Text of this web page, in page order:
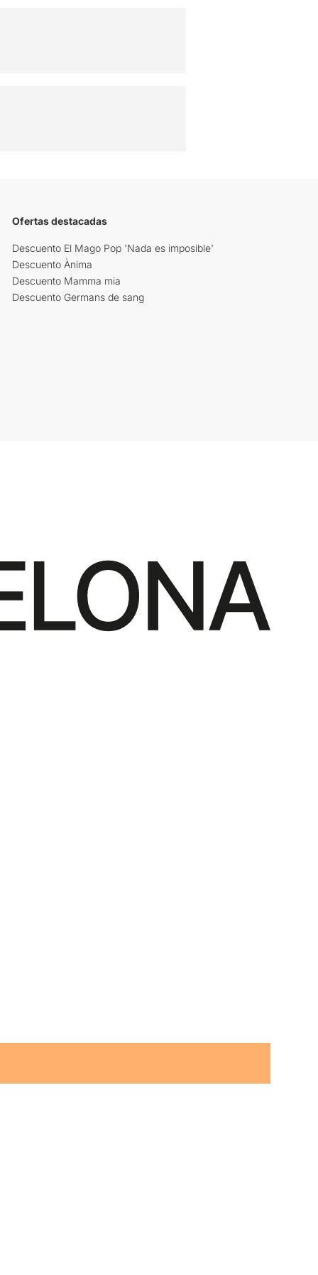
Ofertas destacadas
Descuento El Mago Pop 'Nada es imposible'
Descuento Ànima
Descuento Mamma mia
Descuento Germans de sang